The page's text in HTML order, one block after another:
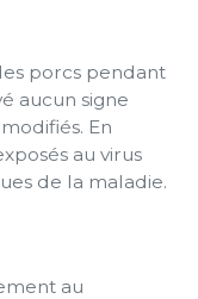
porcs pendant
aucun signe
En
au virus
de la maladie.
au